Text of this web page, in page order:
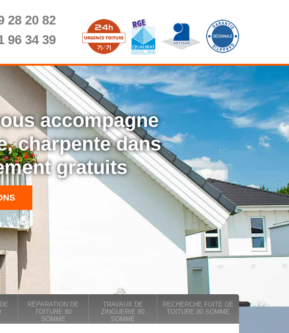
28 20 82
96 34 39
accompagne
charpente dans
gratuits
RÉPARATION DE
TOITURE 80
SOMME
TRAVAUX DE
ZINGUERIE 80
SOMME
RECHERCHE FUITE DE
TOITURE 80 SOMME